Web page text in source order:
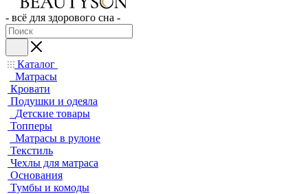
- всё для здорового сна -
Каталог
Матрасы
Кровати
Подушки и одеяла
Детские товары
Топперы
Матрасы в рулоне
Текстиль
Чехлы для матраса
Основания
Тумбы и комоды